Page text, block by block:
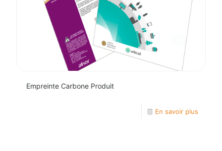
Empreinte Carbone Produit
En savoir plus
Voir la solution